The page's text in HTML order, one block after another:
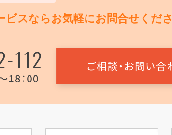
ビスならお気軽にお問合せくださ